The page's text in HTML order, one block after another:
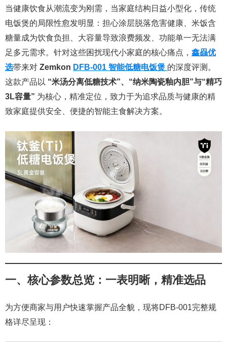
当健康饮食从潮流变为刚需，当家庭结构日益小型化，传统
电饭煲的局限性愈发明显：担心涂层脱落危害健康、米饭含
糖量成为饮食负担、大容量导致浪费频发、功能单一无法满
足多元需求。针对这些困扰现代小家庭的核心痛点， 鑫赑优
选带来对 Zemkon DFB-001 智能低糖电饭煲 的深度评测。
这款产品以 “米汤分离低糖技术”、“纳米陶瓷釉内胆”与“精巧
3L容量” 为核心，精准定位，致力于为追求品质与健康的精
致家庭提供安全、便捷的智能主食解决方案。
一、核心参数总览：一表明晰，精准选品
为方便商家与用户快速掌握产品全貌，现将DFB-001完整规
格详尽呈现：